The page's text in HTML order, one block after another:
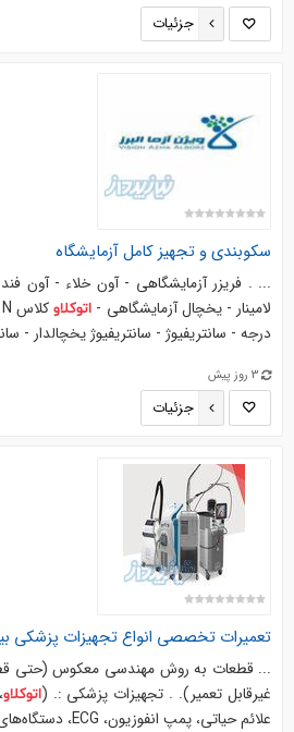
جزئیات
سکوبندی و تجهیز کامل آزمایشگاه
... . فریزر آزمایشگاهی - آون خلاء - آون
لامینار - یخچال آزمایشگاهی - اتوکلاوکلاس N -
درجه - سانتریفیوژ - سانتریفیوژ یخچالدار -
3 روز پیش
جزئیات
تعمیرات تخصصی انواع تجهیزات پزشکی
... قطعات به روش مهندسی معکوس (حتی
غیرقابل تعمیر). . تجهیزات پزشکی :. (اتوکلاو
علائم حیاتی، پمپ انفوزیون، ECG، دستگاه‌های فیزیوتراپی، تجهیزات ...